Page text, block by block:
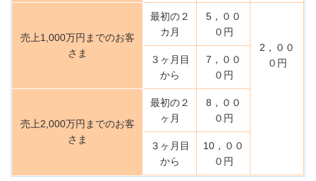
売上1,000万円までのお客
さま
最初の２
カ月
5，００
０円
2，００
０円
３ヶ月目
から
7，００
０円
売上2,000万円までのお客
さま
最初の２
ヶ月
8，００
０円
３ヶ月目
から
10，００
０円